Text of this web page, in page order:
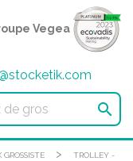
Vegea

>
TROLLEY -